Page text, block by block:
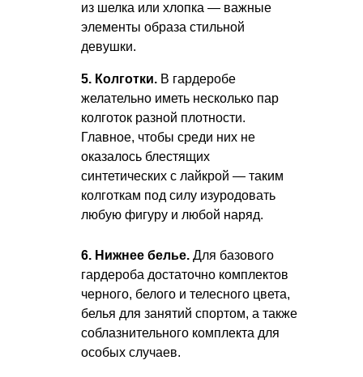
из шелка или хлопка — важные
элементы образа стильной
девушки.
5. Колготки. В гардеробе
желательно иметь несколько пар
колготок разной плотности.
Главное, чтобы среди них не
оказалось блестящих
синтетических с лайкрой — таким
колготкам под силу изуродовать
любую фигуру и любой наряд.
6. Нижнее белье. Для базового
гардероба достаточно комплектов
черного, белого и телесного цвета,
белья для занятий спортом, а также
соблазнительного комплекта для
особых случаев.